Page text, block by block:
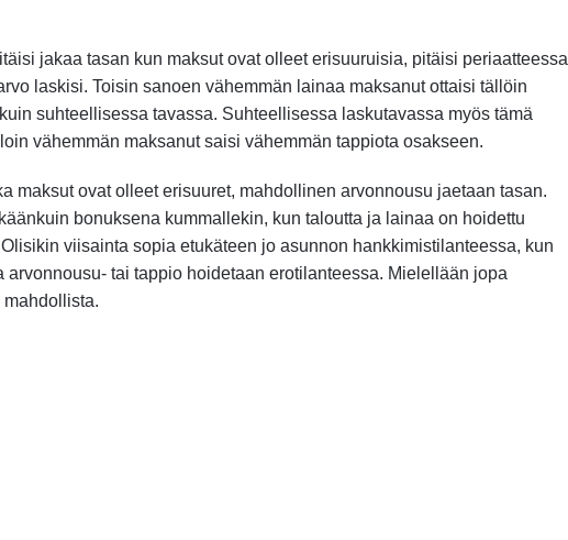
jakaa tasan kun maksut ovat olleet erisuuruisia, pitäisi periaatteessa
laskisi. Toisin sanoen vähemmän lainaa maksanut ottaisi tällöin
suhteellisessa tavassa. Suhteellisessa laskutavassa myös tämä
vähemmän maksanut saisi vähemmän tappiota osakseen.
maksut ovat olleet erisuuret, mahdollinen arvonnousu jaetaan tasan.
bonuksena kummallekin, kun taloutta ja lainaa on hoidettu
viisainta sopia etukäteen jo asunnon hankkimistilanteessa, kun
tai tappio hoidetaan erotilanteessa. Mielellään jopa